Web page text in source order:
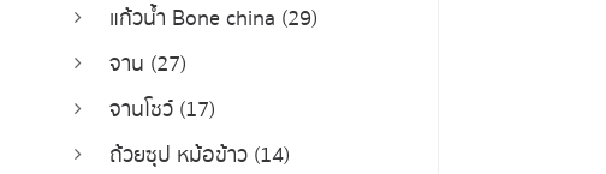
แก้วน้ำ Bone china (29)
จาน (27)
จานโชว์ (17)
ถ้วยซุป หม้อข้าว (14)